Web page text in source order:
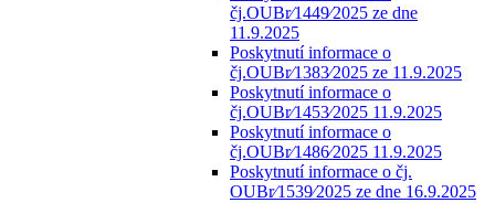
čj.OUBr⁄1449⁄2025 ze dne
11.9.2025
Poskytnutí informace o
čj.OUBr⁄1383⁄2025 ze 11.9.2025
Poskytnutí informace o
čj.OUBr⁄1453⁄2025 11.9.2025
Poskytnutí informace o
čj.OUBr⁄1486⁄2025 11.9.2025
Poskytnutí informace o čj.
OUBr⁄1539⁄2025 ze dne 16.9.2025